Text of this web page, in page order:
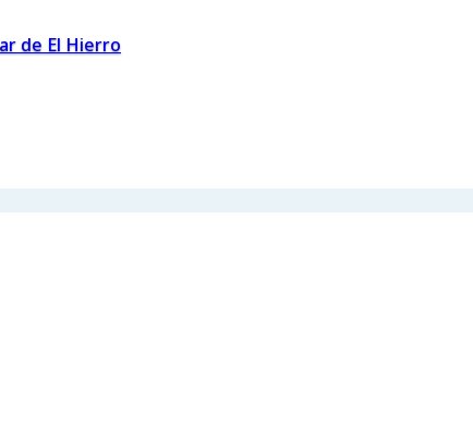
de El Hierro